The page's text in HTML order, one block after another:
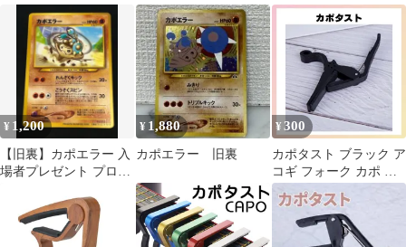
コレクション 751/742
¥ 1,200
【旧裏】カポエラー 入
場者プレゼント プロモ
★光沢
¥ 1,880
カポエラー 旧裏
¥ 300
カポタスト ブラック ア
コギ フォーク カポ エ
レキギター